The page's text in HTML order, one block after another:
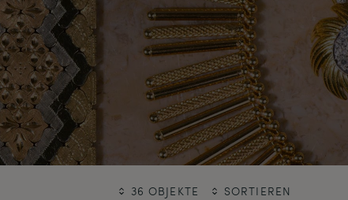
36 OBJEKTE SORTIEREN